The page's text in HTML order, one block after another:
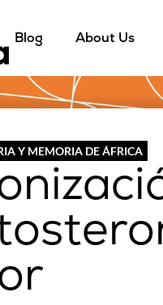
Blog About Us
Y MEMORIA DE ÁFRICA